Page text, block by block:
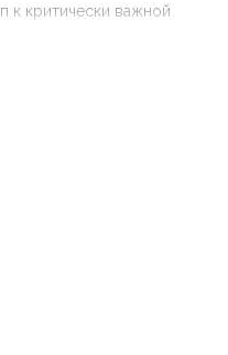
к критически важной